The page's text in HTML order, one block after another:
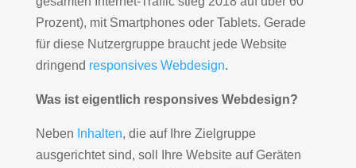
Prozent), mit Smartphones oder Tablets. Gerade
für diese Nutzergruppe braucht jede Website
dringend responsives Webdesign.
Was ist eigentlich responsives Webdesign?
Neben Inhalten, die auf Ihre Zielgruppe
ausgerichtet sind, soll Ihre Website auf Geräten